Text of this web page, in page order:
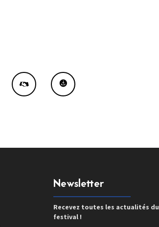
Newsletter
Recevez toutes les actualités du
festival !